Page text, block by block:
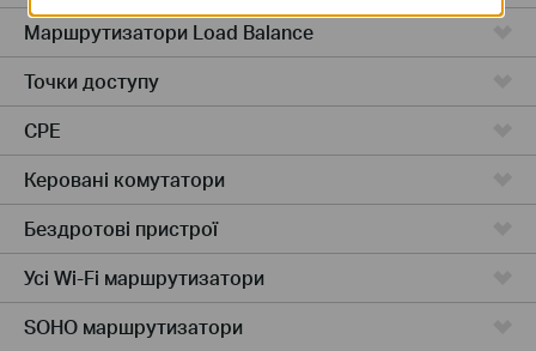
Маршрутизатори Load Balance
Точки доступу
CPE
Керовані комутатори
Бездротові пристрої
Усі Wi-Fi маршрутизатори
SOHO маршрутизатори